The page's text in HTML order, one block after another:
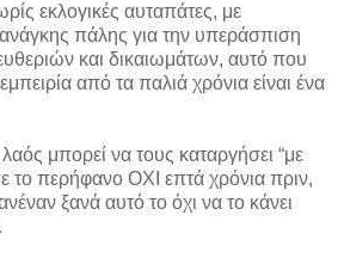
εκλογικές αυταπάτες, με
πάλης για την υπεράσπιση
και δικαιωμάτων, αυτό που
από τα παλιά χρόνια είναι ένα
μπορεί να τους καταργήσει “με
το περήφανο ΟΧΙ επτά χρόνια πριν,
ξανά αυτό το όχι να το κάνει